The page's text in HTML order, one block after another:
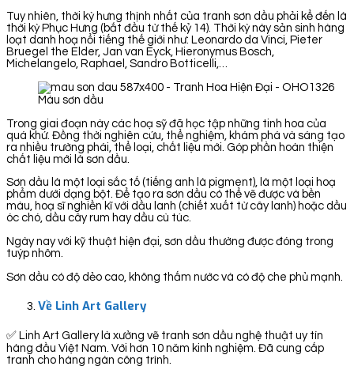
Tuy nhiên, thời kỳ hưng thịnh nhất của tranh sơn dầu phải kể đến là
thời kỳ Phục Hưng (bắt đầu từ thế kỷ 14). Thời kỳ này sản sinh hàng
loạt danh hoạ nổi tiếng thế giới như: Leonardo da Vinci, Pieter
Bruegel the Elder, Jan van Eyck, Hieronymus Bosch,
Michelangelo, Raphael, Sandro Botticelli,…
Màu sơn dầu
Trong giai đoạn này các hoạ sỹ đã học tập những tinh hoa của
quá khứ. Đồng thời nghiên cứu, thể nghiệm, khám phá và sáng tạo
ra nhiều trường phái, thể loại, chất liệu mới. Góp phần hoàn thiện
chất liệu mới là sơn dầu.
Sơn dầu là một loại sắc tố (tiếng anh là pigment), là một loại hoạ
phẩm dưới dạng bột. Để tạo ra sơn dầu có thể vẽ được và bền
màu, hoạ sĩ nghiền kĩ với dầu lanh (chiết xuất từ cây lanh) hoặc dầu
óc chó, dầu cây rum hay dầu cù túc.
Ngày nay với kỹ thuật hiện đại, sơn dầu thường được đóng trong
tuýp nhôm.
Sơn dầu có độ dẻo cao, không thấm nước và có độ che phủ mạnh.
Về Linh Art Gallery
✅ Linh Art Gallery là xưởng vẽ tranh sơn dầu nghệ thuật uy tín
hàng đầu Việt Nam. Với hơn 10 năm kinh nghiệm. Đã cung cấp
tranh cho hàng ngàn công trình.